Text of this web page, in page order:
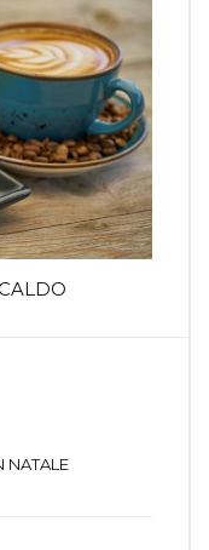
NATALE